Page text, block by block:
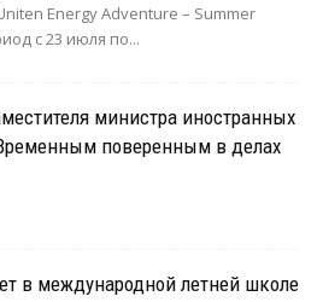
Energy Adventure – Summer
с 23 июля по...
министра иностранных
поверенным в делах
в международной летней школе